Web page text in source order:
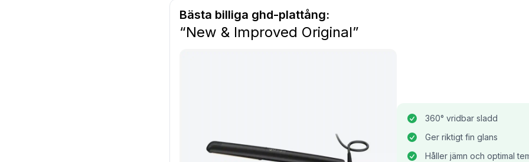
Bästa billiga ghd-plattång:
“New & Improved Original”
360° vridbar sladd
Ger riktigt fin glans
Håller jämn och optimal